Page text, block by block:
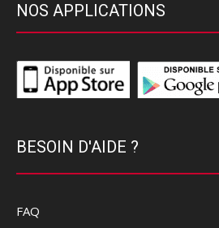
NOS APPLICATIONS
BESOIN D'AIDE ?
FAQ